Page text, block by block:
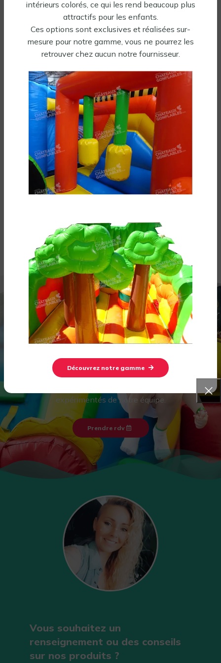
intérieurs colorés, ce qui les rend beaucoup plus
attractifs pour les enfants.
Ces options sont exclusives et réalisées sur-
mesure pour notre gamme, vous ne pourrez les
retrouver chez aucun notre fournisseur.
Découvrez notre gamme
Château gonflable Air
Flamant Rose
2359,00 HT
Soufflerie incluse
✓ En stock
Château gonflable Zoo
1595,00€ 1435,50
Soufflerie incluse
Tous nos gonflables
Une question sur ce produit ?
Être rappelé
Venez découvrir notre
showroom à Lambesc dans les
Bouches-du-Rhône !
Venez essayer votre château gonflable
expérimentés de notre équipe.
Prendre rdv
Vous souhaitez un
renseignement ou des conseils
sur nos produits ?